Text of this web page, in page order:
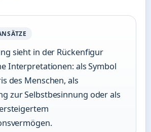
sieht in der Rückenfigur
Interpretationen: als Symbol
des Menschen, als
zur Selbstbesinnung oder als